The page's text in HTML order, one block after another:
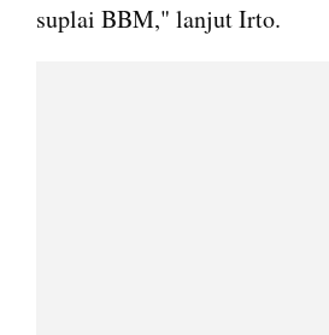
suplai BBM," lanjut Irto.